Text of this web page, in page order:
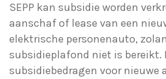
SEPP kan subsidie worden
aanschaf of lease van een
elektrische personenauto,
subsidieplafond niet is bereikt.
subsidiebedragen voor nieuwe